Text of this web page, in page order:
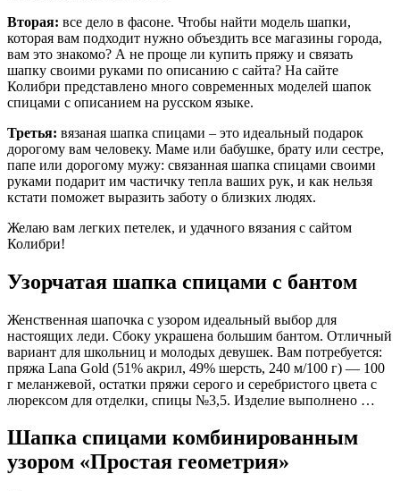
Вторая: все дело в фасоне. Чтобы найти модель шапки,
которая вам подходит нужно объездить все магазины города,
вам это знакомо? А не проще ли купить пряжу и связать
шапку своими руками по описанию с сайта? На сайте
Колибри представлено много современных моделей шапок
спицами с описанием на русском языке.
Третья: вязаная шапка спицами – это идеальный подарок
дорогому вам человеку. Маме или бабушке, брату или сестре,
папе или дорогому мужу: связанная шапка спицами своими
руками подарит им частичку тепла ваших рук, и как нельзя
кстати поможет выразить заботу о близких людях.
Желаю вам легких петелек, и удачного вязания с сайтом
Колибри!
Узорчатая шапка спицами с бантом
Женственная шапочка с узором идеальный выбор для
настоящих леди. Сбоку украшена большим бантом. Отличный
вариант для школьниц и молодых девушек. Вам потребуется:
пряжа Lana Gold (51% акрил, 49% шерсть, 240 м/100 г) — 100
г меланжевой, остатки пряжи серого и серебристого цвета с
люрексом для отделки, спицы №3,5. Изделие выполнено …
Шапка спицами комбинированным
узором «Простая геометрия»